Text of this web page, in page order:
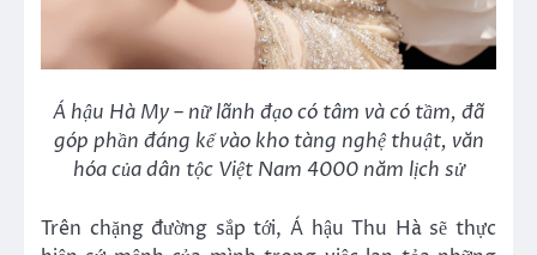
Á hậu Hà My – nữ lãnh đạo có tâm và có tầm, đã
góp phần đáng kể vào kho tàng nghệ thuật, văn
hóa của dân tộc Việt Nam 4000 năm lịch sử
Trên chặng đường sắp tới, Á hậu Thu Hà sẽ thực